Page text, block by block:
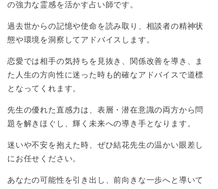
の強力な霊感を活かす占い師です。
過去世からの記憶や使命を読み取り、相談者の精神状
態や環境を洞察してアドバイスします。
恋愛では相手の気持ちを見抜き、関係改善を導き、ま
た人生の方向性に迷った時も的確なアドバイスで道標
となってくれます。
先生の優れた直感力は、表層・潜在意識の両方から問
題を解きほぐし、輝く未来への導き手となります。
迷いや不安を抱えた時、ぜひ結花先生の温かい眼差し
にお任せください。
あなたの可能性を引き出し、前向きな一歩へと導いて